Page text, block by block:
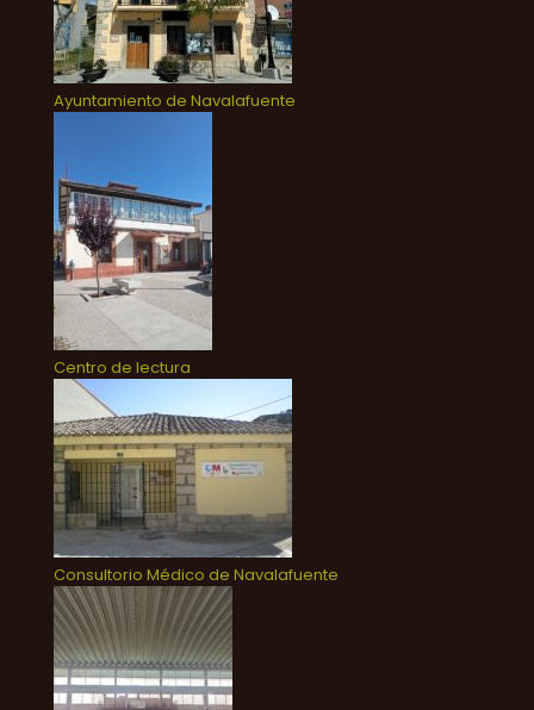
Ayuntamiento de Navalafuente
Centro de lectura
Consultorio Médico de Navalafuente